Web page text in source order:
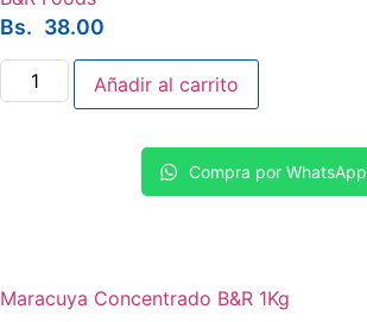
Bs. 38.00
Tamarindo
Concentrado
B&R
Añadir al carrito
Compra por WhatsApp
Maracuya Concentrado B&R 1Kg